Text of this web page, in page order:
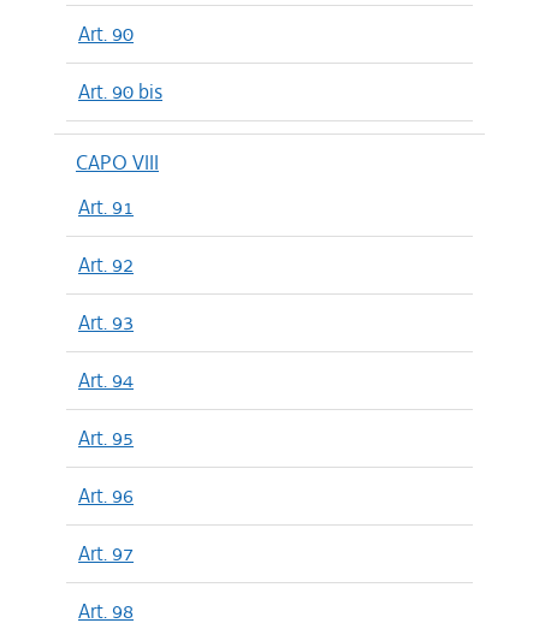
Art. 90
Art. 90 bis
CAPO VIII
Art. 91
Art. 92
Art. 93
Art. 94
Art. 95
Art. 96
Art. 97
Art. 98